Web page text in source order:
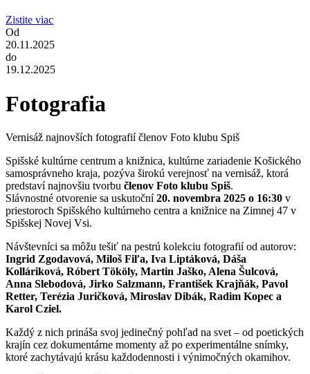
Zistite viac
Od
20.11.2025
do
19.12.2025
Fotografia
Vernisáž najnovších fotografií členov Foto klubu Spiš
Spišské kultúrne centrum a knižnica, kultúrne zariadenie Košického
samosprávneho kraja, pozýva širokú verejnosť na vernisáž, ktorá
predstaví najnovšiu tvorbu členov Foto klubu Spiš.
Slávnostné otvorenie sa uskutoční20. novembra 2025 o 16:30 v
priestoroch Spišského kultúrneho centra a knižnice na Zimnej 47 v
Spišskej Novej Vsi.
Návštevníci sa môžu tešiť na pestrú kolekciu fotografií od autorov:
Ingrid Zgodavová, Miloš Fiľa, Iva Liptáková, Dáša
Kolláriková, Róbert Tököly, Martin Jaško, Alena Šulcová,
Anna Slebodová, Jirko Salzmann, František Krajňák, Pavol
Retter, Terézia Juričková, Miroslav Dibák, Radim Kopec a
Karol Cziel.
Každý z nich prináša svoj jedinečný pohľad na svet – od poetických
krajín cez dokumentárne momenty až po experimentálne snímky,
ktoré zachytávajú krásu každodennosti i výnimočných okamihov.